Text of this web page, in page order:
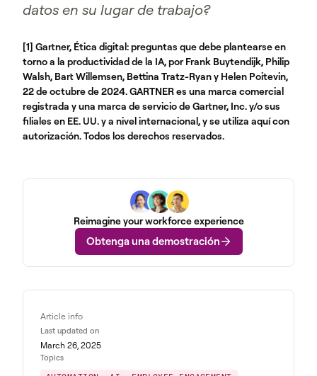
datos en su lugar de trabajo?
[1] Gartner, Ética digital: preguntas que debe plantearse en
torno a la productividad de la IA, por Frank Buytendijk, Philip
Walsh, Bart Willemsen, Bettina Tratz-Ryan y Helen Poitevin,
22 de octubre de 2024. GARTNER es una marca comercial
registrada y una marca de servicio de Gartner, Inc. y/o sus
filiales en EE. UU. y a nivel internacional, y se utiliza aquí con
autorización. Todos los derechos reservados.
Reimagine your workforce experience
Obtenga una demostración
Article info
Last updated on
March 26, 2025
Topics